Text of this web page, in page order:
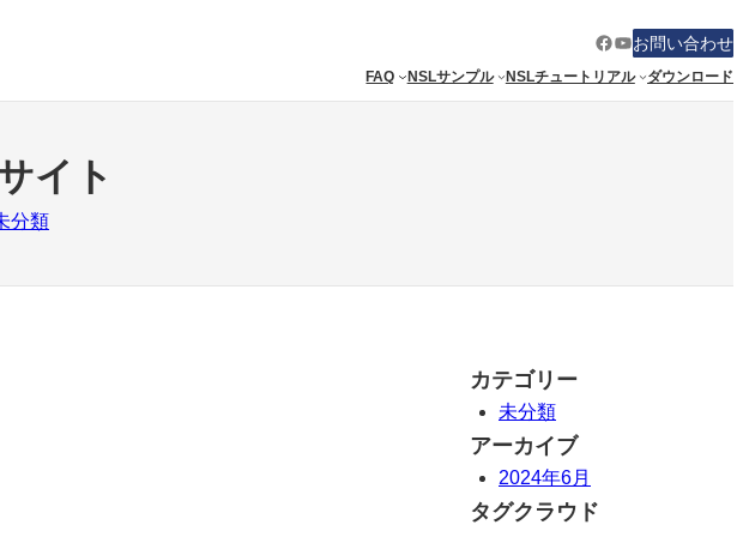
Facebook
YouTube
お問い合わせ
FAQ NSLサンプル NSLチュートリアル ダウンロード
イト
分類
カテゴリー
未分類
アーカイブ
2024年6月
タグクラウド